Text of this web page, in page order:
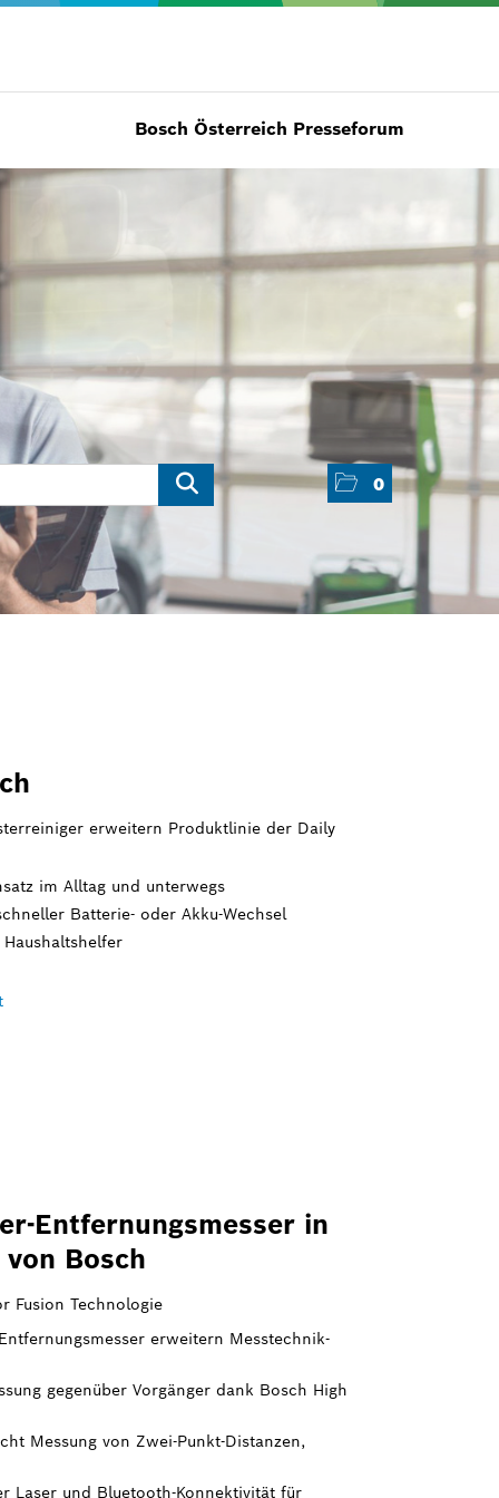
0
Bosch Österreich Presseforum
erweitern Produktlinie der Daily
im Alltag und unterwegs
Batterie- oder Akku-Wechsel
Entfernungsmesser in
Bosch
Fusion Technologie
erweitern Messtechnik-
gegenüber Vorgänger dank Bosch High
Messung von Zwei-Punkt-Distanzen,
Laser und Bluetooth-Konnektivität für